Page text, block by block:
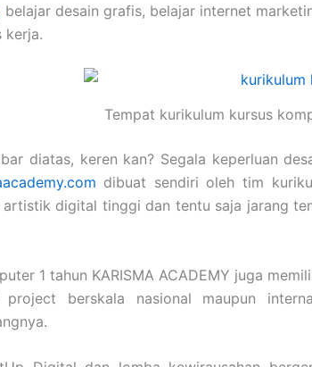
, belajar desain grafis, belajar internet
kerja.
Tempat kurikulum kursus
diatas, keren kan? Segala keperluan
dibuat sendiri oleh tim
digital tinggi dan tentu saja jarang
1 tahun KARISMA ACADEMY juga
berskala nasional maupun